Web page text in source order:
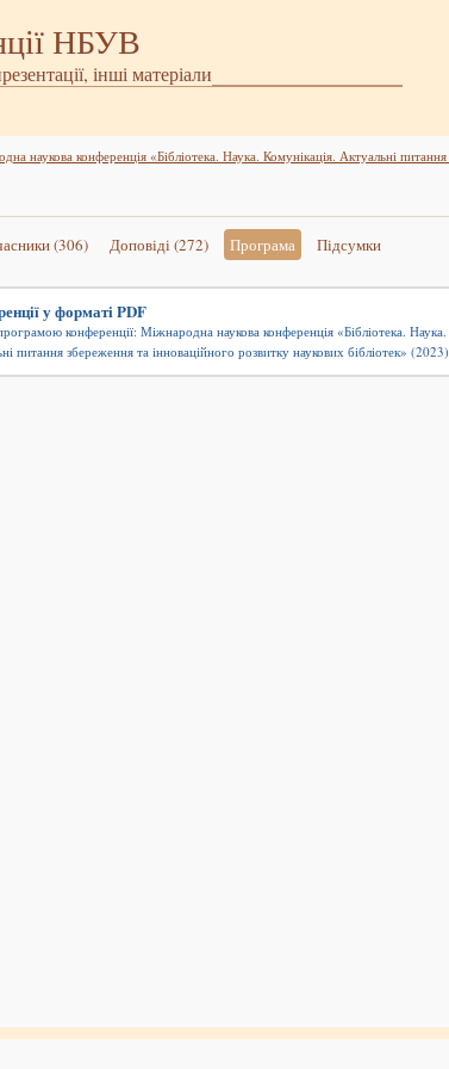
НБУВ
інші матеріали
(306) Доповіді (272) Програма Підсумки
у форматі PDF
конференції: Міжнародна наукова конференція «Бібліотека. Наука.
питання збереження та інноваційного розвитку наукових бібліотек» (2023)